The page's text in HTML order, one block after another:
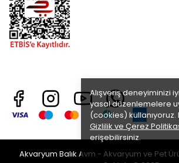
Alışveriş deneyiminizi
yasal düzenlemelere
(cookies) kullanıyoruz.
Gizlilik ve Çerez
erişebilirsiniz.
Akvaryum Balık Avm - Akvaryum ve Pet